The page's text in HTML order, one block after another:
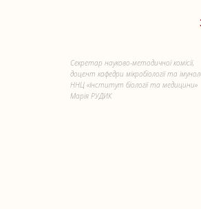
Секретар науково-методичної комісії,
доцент кафедри мікробіології та
ННЦ «Інститут біології та медицини»
Марія РУДИК